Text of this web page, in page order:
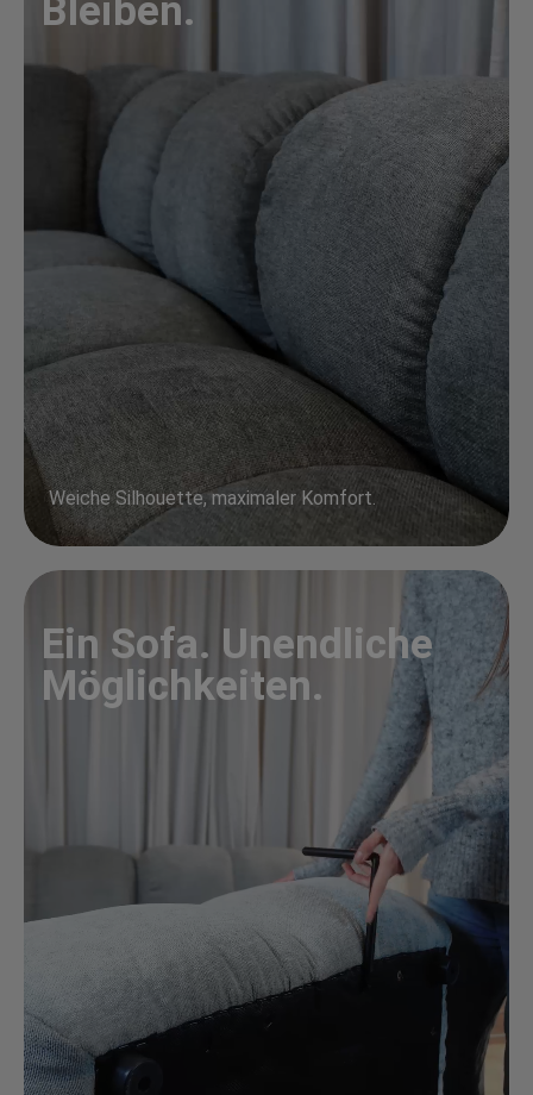
Bleiben.
Weiche Silhouette, maximaler Komfort.
Ein Sofa. Unendliche
Möglichkeiten.